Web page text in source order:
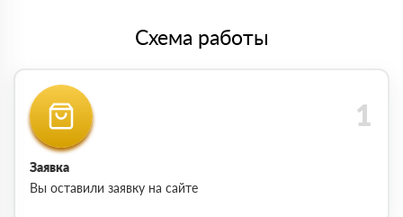
Схема работы
Заявка
Вы оставили заявку на сайте